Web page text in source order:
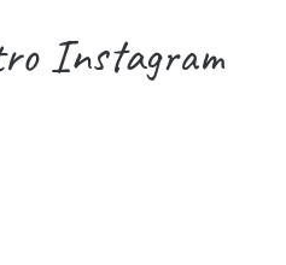
Instagram